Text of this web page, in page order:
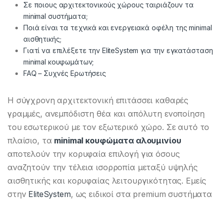
Σε ποιους αρχιτεκτονικούς χώρους ταιριάζουν τα
minimal συστήματα;
Ποιά είναι τα τεχνικά και ενεργειακά οφέλη της minimal
αισθητικής;
Γιατί να επιλέξετε την EliteSystem για την εγκατάσταση
minimal κουφωμάτων;
FAQ – Συχνές Ερωτήσεις
Η σύγχρονη αρχιτεκτονική επιτάσσει καθαρές
γραμμές, ανεμπόδιστη θέα και απόλυτη ενοποίηση
του εσωτερικού με τον εξωτερικό χώρο. Σε αυτό το
πλαίσιο, τα minimal κουφώματα αλουμινίου
αποτελούν την κορυφαία επιλογή για όσους
αναζητούν την τέλεια ισορροπία μεταξύ υψηλής
αισθητικής και κορυφαίας λειτουργικότητας. Εμείς
στην EliteSystem, ως ειδικοί στα premium συστήματα